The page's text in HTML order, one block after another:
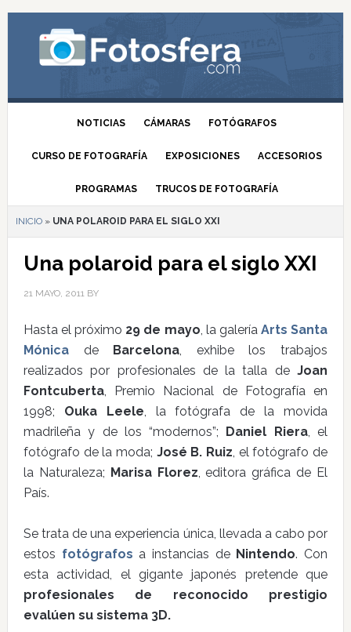
NOTICIAS CÁMARAS FOTÓGRAFOS
CURSO DE FOTOGRAFÍA EXPOSICIONES ACCESORIOS
PROGRAMAS TRUCOS DE FOTOGRAFÍA
INICIO» UNA POLAROID PARA EL SIGLO XXI
Una polaroid para el siglo XXI
21 MAYO, 2011BY
Hasta el próximo 29 de mayo, la galería Arts Santa
Mónicade Barcelona, exhibe los trabajos
realizados por profesionales de la talla deJoan
Fontcuberta, Premio Nacional de Fotografía en
1998; Ouka Leele, la fotógrafa de la movida
madrileña y de los “modernos”; Daniel Riera, el
fotógrafo de la moda; José B. Ruiz, el fotógrafo de
la Naturaleza; Marisa Florez, editora gráfica de El
País.
Se trata de una experiencia única, llevada a cabo por
estos fotógrafos a instancias de Nintendo. Con
esta actividad, el gigante japonés pretende que
profesionales de reconocido prestigio
evalúen su sistema 3D.